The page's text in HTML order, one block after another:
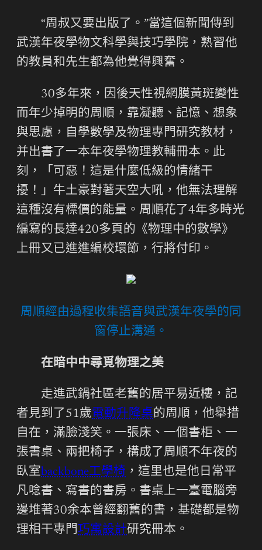
“周叔又要出版了。”當這個新聞傳到
武漢年夜學物文科學與技巧學院，熟習他
的教員和先生都為他覺得興奮。
30多年來，因後天性視網膜黃斑變性
而年少掉明的周順，靠凝聽、記憶、想象
與思慮，自學數學及物理專門研究教材，
并出書了一本年夜學物理教輔冊本。此
刻，「可惡！這是什麼低級的情緒干
擾！」牛土豪對著天空大吼，他無法理解
這種沒有標價的能量。周順花了4年多時光
編寫的長達420多頁的《物理中的數學》
上冊又已進進編校環節，行將付印。
周順經由過程收集語音與武漢年夜學的同
窗停止溝通。
在暗中中尋覓物理之美
走進武鍋社區老舊的居平易近樓，記
者見到了51歲電動升降桌的周順，他舉措
自在，滿臉淺笑。一張床、一個書柜、一
張書桌、兩把椅子，構成了周順不年夜的
臥室backbone工學椅 ，這里也是他日常平
凡唸書、寫書的書房。書桌上一臺電腦旁
邊堆著30余本曾經翻舊的書，基礎都是物
理相干專門巧寓設計研究冊本。